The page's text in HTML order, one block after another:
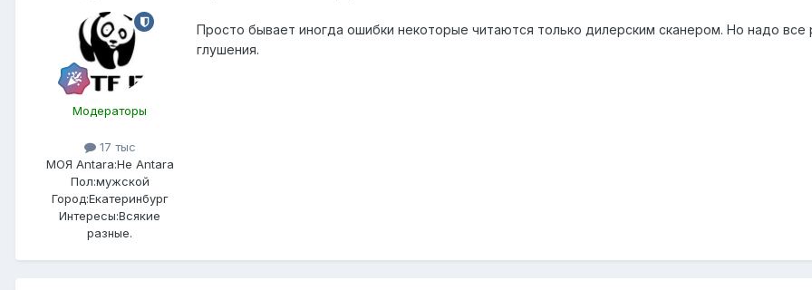
Модераторы
17 тыс
МОЯ Antara:Не Antara
Пол:мужской
Город:Екатеринбург
Интересы:Всякие
разные.
Просто бывает иногда ошибки некоторые читаются только дилерским сканером. Но надо все
глушения.